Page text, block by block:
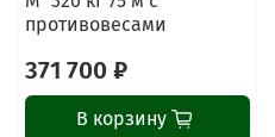
противовесами
371 700 ₽
В корзину
Написать
Отдел продаж и